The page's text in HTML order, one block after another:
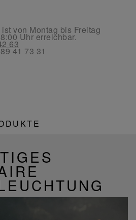
von Montag bis Freitag
Uhr erreichbar.
63
41 73 31